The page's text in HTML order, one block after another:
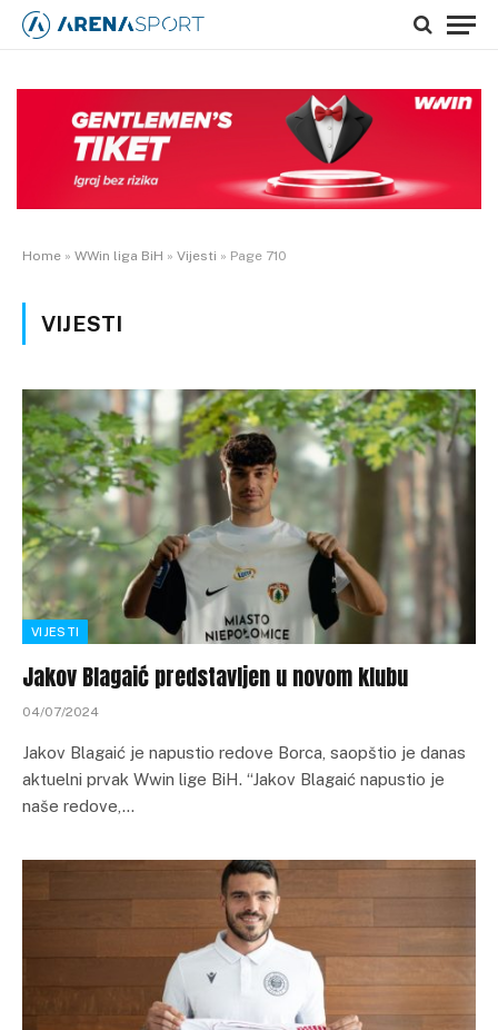
Home » WWin liga BiH » Vijesti » Page 710
VIJESTI
VIJESTI
Jakov Blagaić predstavljen u novom klubu
04/07/2024
Jakov Blagaić je napustio redove Borca, saopštio je danas
aktuelni prvak Wwin lige BiH. “Jakov Blagaić napustio je
naše redove,…